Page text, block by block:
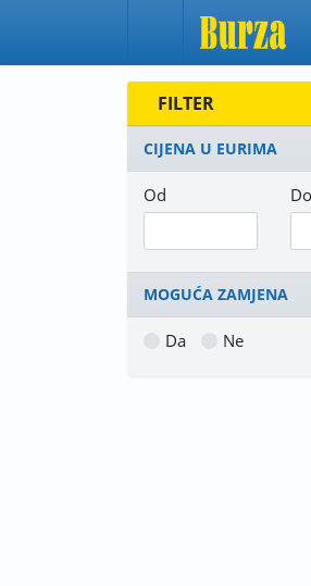
FILTER
CIJENA U EURIMA
Od Do
MOGUĆA ZAMJENA
Da Ne